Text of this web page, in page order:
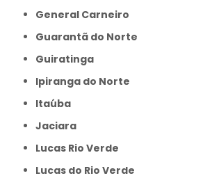
General Carneiro
Guarantã do Norte
Guiratinga
Ipiranga do Norte
Itaúba
Jaciara
Lucas Rio Verde
Lucas do Rio Verde